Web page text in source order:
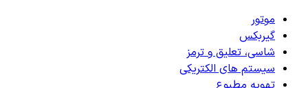
موتور
گیربکس
شاسی، تعلیق و ترمز
سیستم های الکتریکی